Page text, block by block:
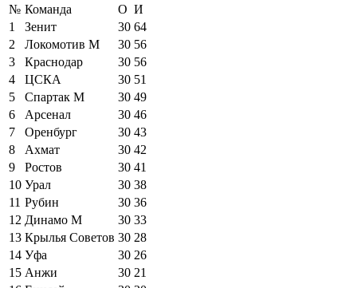
№ Команда О И
1
Зенит 30 64
2
Локомотив М 30 56
3
Краснодар 30 56
4
ЦСКА 30 51
5
Спартак М 30 49
6
Арсенал 30 46
7
Оренбург 30 43
8
Ахмат 30 42
9
Ростов 30 41
10 Урал 30 38
11 Рубин 30 36
12 Динамо М 30 33
13 Крылья Советов 30 28
14 Уфа 30 26
15 Анжи 30 21